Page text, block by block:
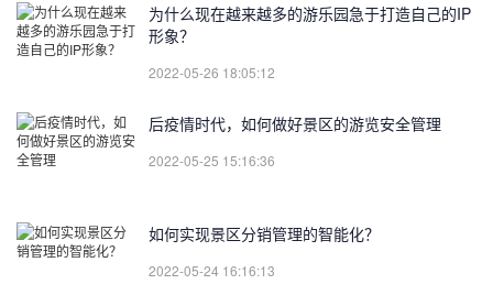
为什么现在越来越多的游乐园急于打造自己的IP
形象？
2022-05-26 18:05:12
后疫情时代，如何做好景区的游览安全管理
2022-05-25 15:16:36
如何实现景区分销管理的智能化？
2022-05-24 16:16:13